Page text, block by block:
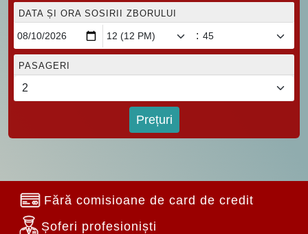
DATA ȘI ORA SOSIRII ZBORULUI
:
PASAGERI
Prețuri
Fără comisioane de card de credit
Șoferi profesioniști